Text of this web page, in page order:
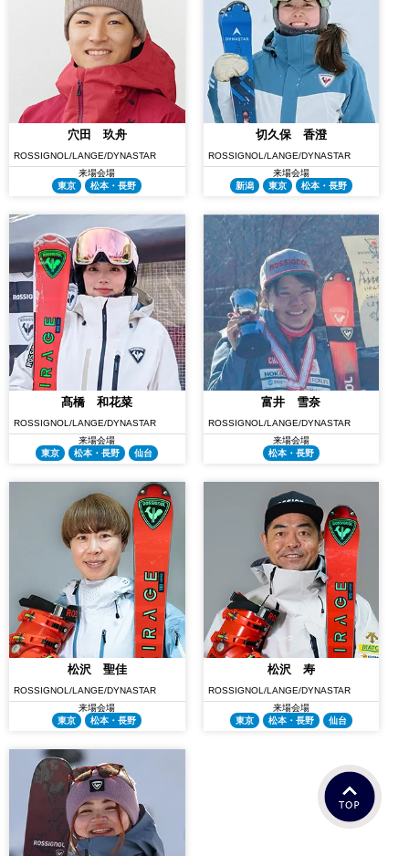
穴田 玖舟
ROSSIGNOL/LANGE/DYNASTAR
来場会場
東京
松本・長野
切久保 香澄
ROSSIGNOL/LANGE/DYNASTAR
来場会場
新潟
東京 松本・長野
髙橋 和花菜
ROSSIGNOL/LANGE/DYNASTAR
来場会場
東京
松本・長野 仙台
富井 雪奈
ROSSIGNOL/LANGE/DYNASTAR
来場会場
松本・長野
松沢 聖佳
ROSSIGNOL/LANGE/DYNASTAR
来場会場
東京
松本・長野
松沢 寿
ROSSIGNOL/LANGE/DYNASTAR
来場会場
東京
松本・長野 仙台